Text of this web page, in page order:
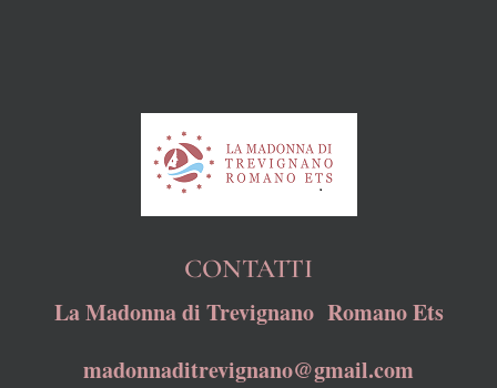
CONTATTI
La Madonna di Trevignano Romano Ets
madonnaditrevignano@gmail.com